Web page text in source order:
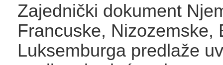
Zajednički dokument
Francuske, Nizozemske,
Luksemburga predlaže